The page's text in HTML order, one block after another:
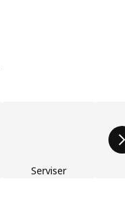
Serviser